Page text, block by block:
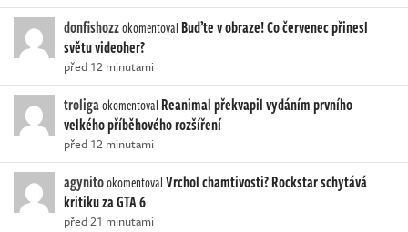
donfishozzokomentoval Buďte v obraze! Co červenec přinesl
světu videoher?
před 12 minutami
troligaokomentoval Reanimal překvapil vydáním prvního
velkého příběhového rozšíření
před 12 minutami
agynitookomentovalVrchol chamtivosti? Rockstar schytává
kritiku za GTA 6
před 21 minutami